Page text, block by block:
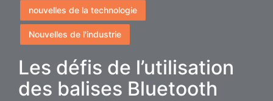
Posted
in
nouvelles de la technologie
Nouvelles de l'industrie
Les défis de l’utilisation
des balises Bluetooth